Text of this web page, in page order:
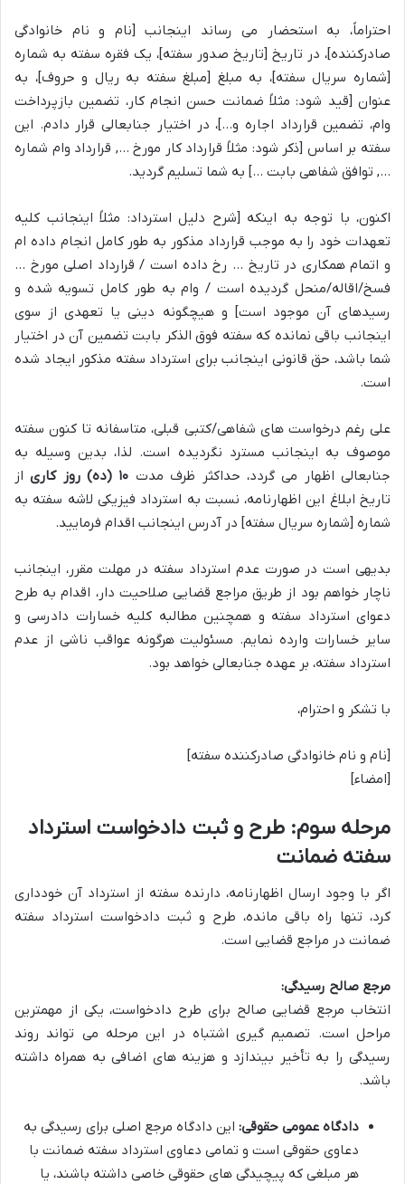
احتراماً، به استحضار می رساند اینجانب [نام و نام خانوادگی
صادرکننده]، در تاریخ [تاریخ صدور سفته]، یک فقره سفته به شماره
[شماره سریال سفته]، به مبلغ [مبلغ سفته به ریال و حروف]، به
عنوان [قید شود: مثلاً ضمانت حسن انجام کار، تضمین بازپرداخت
وام، تضمین قرارداد اجاره و…]، در اختیار جنابعالی قرار دادم. این
سفته بر اساس [ذکر شود: مثلاً قرارداد کار مورخ …, قرارداد وام شماره
…, توافق شفاهی بابت …] به شما تسلیم گردید.
اکنون، با توجه به اینکه [شرح دلیل استرداد: مثلاً اینجانب کلیه
تعهدات خود را به موجب قرارداد مذکور به طور کامل انجام داده ام
و اتمام همکاری در تاریخ … رخ داده است / قرارداد اصلی مورخ …
فسخ/اقاله/منحل گردیده است / وام به طور کامل تسویه شده و
رسیدهای آن موجود است] و هیچگونه دینی یا تعهدی از سوی
اینجانب باقی نمانده که سفته فوق الذکر بابت تضمین آن در اختیار
شما باشد، حق قانونی اینجانب برای استرداد سفته مذکور ایجاد شده
است.
علی رغم درخواست های شفاهی/کتبی قبلی، متاسفانه تا کنون سفته
موصوف به اینجانب مسترد نگردیده است. لذا، بدین وسیله به
جنابعالی اظهار می گردد، حداکثر ظرف مدت ۱۰ (ده) روز کاری
از
تاریخ ابلاغ این اظهارنامه، نسبت به استرداد فیزیکی لاشه سفته به
شماره [شماره سریال سفته] در آدرس اینجانب اقدام فرمایید.
بدیهی است در صورت عدم استرداد سفته در مهلت مقرر، اینجانب
ناچار خواهم بود از طریق مراجع قضایی صلاحیت دار، اقدام به طرح
دعوای استرداد سفته و همچنین مطالبه کلیه خسارات دادرسی و
سایر خسارات وارده نمایم. مسئولیت هرگونه عواقب ناشی از عدم
استرداد سفته، بر عهده جنابعالی خواهد بود.
با تشکر و احترام،
[نام و نام خانوادگی صادرکننده سفته]
[امضاء]
مرحله سوم: طرح و ثبت دادخواست استرداد
سفته ضمانت
اگر با وجود ارسال اظهارنامه، دارنده سفته از استرداد آن خودداری
کرد، تنها راه باقی مانده، طرح و ثبت دادخواست استرداد سفته
ضمانت در مراجع قضایی است.
مرجع صالح رسیدگی:
انتخاب مرجع قضایی صالح برای طرح دادخواست، یکی از مهمترین
مراحل است. تصمیم گیری اشتباه در این مرحله می تواند روند
رسیدگی را به تأخیر بیندازد و هزینه های اضافی به همراه داشته
باشد.
دادگاه عمومی حقوقی: این دادگاه مرجع اصلی برای رسیدگی به
دعاوی حقوقی است و تمامی دعاوی استرداد سفته ضمانت با
هر مبلغی که پیچیدگی های حقوقی خاصی داشته باشند، یا